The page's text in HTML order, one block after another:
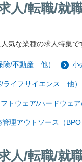
人/転職/就
気な業種の求人特集
険/不動産 他） 小
ライフサイエンス 他）
トウェア/ハードウェ
理アウトソース（BPO
人/転職/就